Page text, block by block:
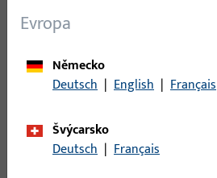
Systém použití
Popis povrchu
Balení
Evropa
Německo
Deutsch | English | Français
Švýcarsko
Deutsch | Français